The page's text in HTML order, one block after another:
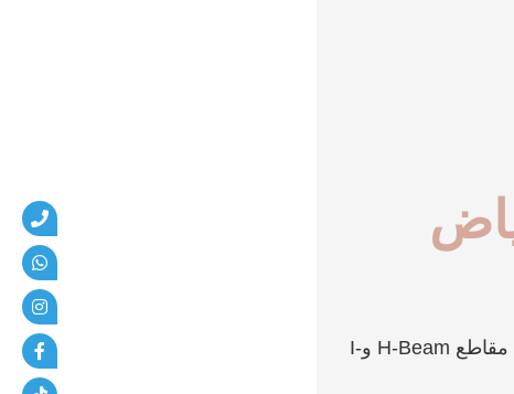
مصممة لتحمل الأحمال ونقاط تعليق الرافعات العلوية وتهوية صناعية. نستخدم مقاطع H-Beam وI-